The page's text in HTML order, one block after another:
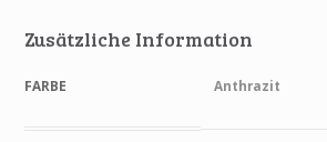
Zusätzliche Information
FARBE Anthrazit